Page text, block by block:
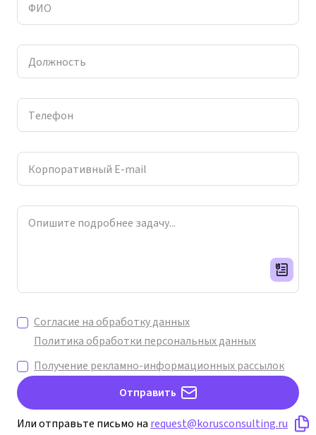
ФИО
Должность
Телефон
Корпоративный E-mail
Опишите подробнее задачу...
Согласие на обработку данных
Политика обработки персональных данных
Получение рекламно-информационныхрассылок
Отправить
Или отправьте письмо на request@korusconsulting.ru